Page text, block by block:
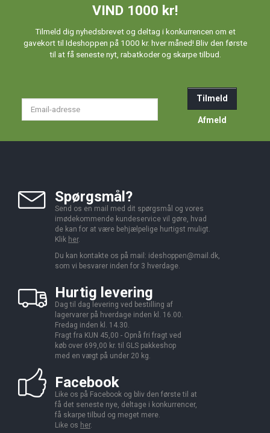
VIND 1000 kr!
Tilmeld dig nyhedsbrevet og deltag i konkurrencen om et
gavekort til Ideshoppen på 1000 kr. hver måned! Bliv den første
til at få seneste nyt, rabatkoder og skarpe tilbud.
Tilmeld
Afmeld
Spørgsmål?
Send os en mail med dit spørgsmål og vores
imødekommende kundeservice vil gøre, hvad
de kan for at være behjælpelige hurtigst muligt.
Klik her.
Du kan kontakte os på mail: ideshoppen@mail.dk,
som vi besvarer inden for 3 hverdage.
Hurtig levering
Dag til dag levering ved bestilling af
lagervarer på hverdage inden kl. 16.00.
Fredag inden kl. 14.30.
Fragt fra KUN 45,00 - Opnå fri fragt ved
køb over 699,00 kr. til GLS pakkeshop
med en vægt på under 20 kg.
Facebook
Like os på Facebook og bliv den første til at
få det seneste nye, deltage i konkurrencer,
få skarpe tilbud og meget mere.
Like os her.